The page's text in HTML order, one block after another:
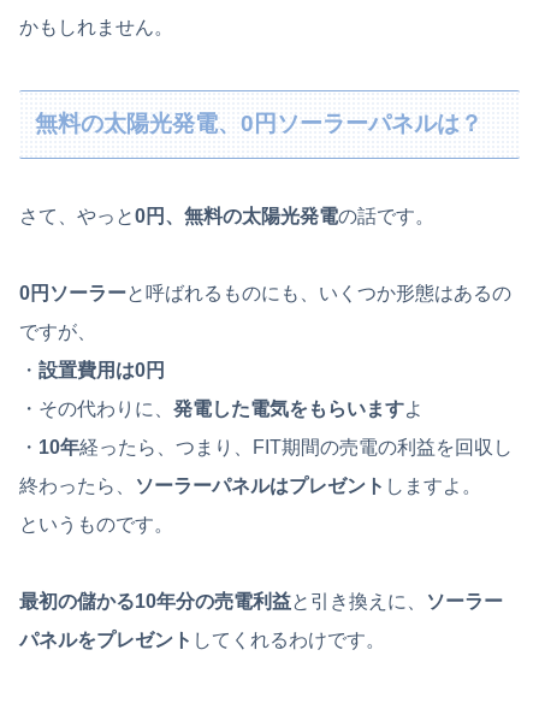
かもしれません。
無料の太陽光発電、0円ソーラーパネルは？
さて、やっと0円、無料の太陽光発電の話です。
0円ソーラーと呼ばれるものにも、いくつか形態はあるの
ですが、
・ 設置費用は0円
・その代わりに、 発電した電気をもらいますよ
・ 10年経ったら、つまり、FIT期間の売電の利益を回収し
終わったら、
ソーラーパネルはプレゼント しますよ。
というものです。
最初の儲かる10年分の売電利益と引き換えに、
ソーラー
パネルをプレゼント してくれるわけです。